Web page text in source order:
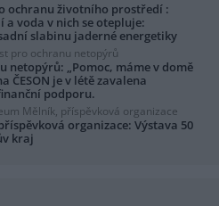
ochranu životního prostředí :
a voda v nich se otepluje:
slabinu jaderné energetiky
pro ochranu netopýrů
netopýrů: „Pomoc, máme v domě
ČESON je v létě zavalena
podporu.
Mělník, příspěvková organizace
organizace: Výstava 50
kraj